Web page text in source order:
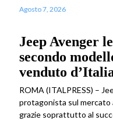
Agosto 7, 2026
Jeep Avenger
secondo
venduto
ROMA (ITALPRESS) –
protagonista sul mercato
grazie soprattutto al